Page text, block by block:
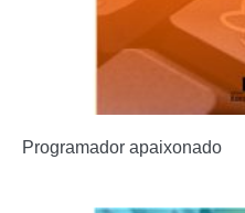
Programador apaixonado